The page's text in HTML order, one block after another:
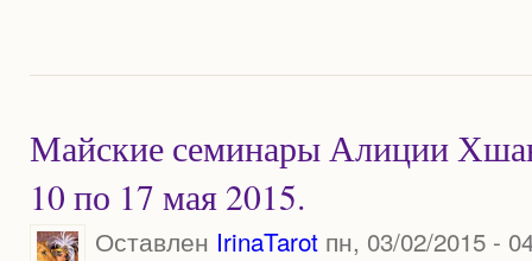
Майские семинары Алиции
10 по 17 мая 2015.
Оставлен IrinaTarotпн, 03/02/2015 -